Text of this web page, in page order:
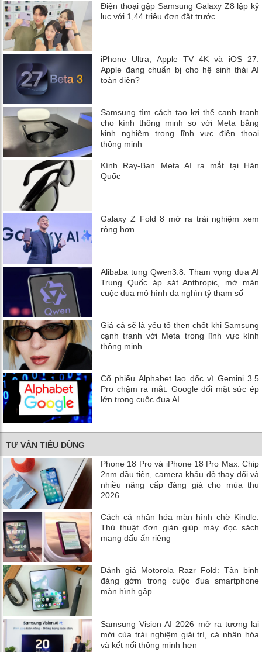
Điện thoại gập Samsung Galaxy Z8 lập kỷ
lục với 1,44 triệu đơn đặt trước
iPhone Ultra, Apple TV 4K và iOS 27:
Apple đang chuẩn bị cho hệ sinh thái AI
toàn diện?
Samsung tìm cách tạo lợi thế cạnh tranh
cho kính thông minh so với Meta bằng
kinh nghiệm trong lĩnh vực điện thoại
thông minh
Kính Ray-Ban Meta AI ra mắt tại Hàn
Quốc
Galaxy Z Fold 8 mở ra trải nghiệm xem
rộng hơn
Alibaba tung Qwen3.8: Tham vọng đưa AI
Trung Quốc áp sát Anthropic, mở màn
cuộc đua mô hình đa nghìn tỷ tham số
Giá cả sẽ là yếu tố then chốt khi Samsung
cạnh tranh với Meta trong lĩnh vực kính
thông minh
Cổ phiếu Alphabet lao dốc vì Gemini 3.5
Pro chậm ra mắt: Google đối mặt sức ép
lớn trong cuộc đua AI
TƯ VẤN TIÊU DÙNG
Phone 18 Pro và iPhone 18 Pro Max: Chip
2nm đầu tiên, camera khẩu độ thay đổi và
nhiều nâng cấp đáng giá cho mùa thu
2026
Cách cá nhân hóa màn hình chờ Kindle:
Thủ thuật đơn giản giúp máy đọc sách
mang dấu ấn riêng
Đánh giá Motorola Razr Fold: Tân binh
đáng gờm trong cuộc đua smartphone
màn hình gập
Samsung Vision AI 2026 mở ra tương lai
mới của trải nghiệm giải trí, cá nhân hóa
và kết nối thông minh hơn